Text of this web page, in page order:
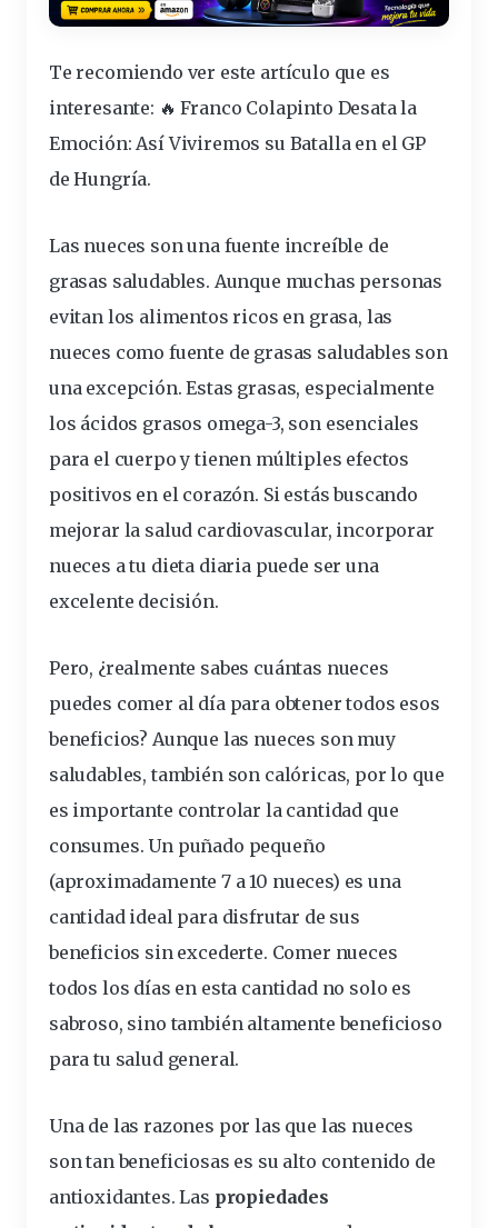
Te recomiendo ver este artículo que es
interesante: 🔥 Franco Colapinto Desata la
Emoción: Así Viviremos su Batalla en el GP
de Hungría.
Las nueces son una fuente increíble de
grasas saludables. Aunque muchas personas
evitan los alimentos ricos en grasa, las
nueces como fuente de grasas saludables son
una excepción. Estas grasas, especialmente
los ácidos grasos omega-3, son esenciales
para el cuerpo y tienen múltiples efectos
positivos en el corazón. Si estás buscando
mejorar la salud cardiovascular, incorporar
nueces a tu dieta diaria puede ser una
excelente decisión.
Pero, ¿realmente sabes cuántas nueces
puedes comer al día para obtener todos esos
beneficios? Aunque las nueces son muy
saludables, también son calóricas, por lo que
es importante controlar la cantidad que
consumes. Un puñado pequeño
(aproximadamente 7 a 10 nueces) es una
cantidad ideal para disfrutar de sus
beneficios sin excederte. Comer nueces
todos los días en esta cantidad no solo es
sabroso, sino también altamente beneficioso
para tu salud general.
Una de las razones por las que las nueces
son tan beneficiosas es su alto contenido de
antioxidantes. Las propiedades